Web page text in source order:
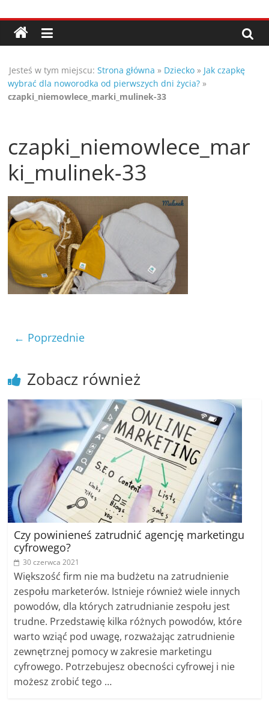
do
treści
Porady,
wskazówki
oraz
rady
–
poznaj
te
poradniki.
praktyczne
wskazówki
–
poradniki
na
każdy
Jesteś w tym miejscu: Strona główna » Dziecko » Jak czapkę
wybrać dla noworodka od pierwszych dni życia? »
czapki_niemowlece_marki_mulinek-33
czapki_niemowlece_mar
ki_mulinek-33
← Poprzednie
Zobacz również
Czy powinieneś zatrudnić agencję marketingu
cyfrowego?
30 czerwca 2021
Większość firm nie ma budżetu na zatrudnienie
zespołu marketerów. Istnieje również wiele innych
powodów, dla których zatrudnianie zespołu jest
trudne. Przedstawię kilka różnych powodów, które
warto wziąć pod uwagę, rozważając zatrudnienie
zewnętrznej pomocy w zakresie marketingu
cyfrowego. Potrzebujesz obecności cyfrowej i nie
możesz zrobić tego …